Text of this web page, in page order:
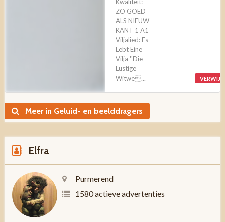
ZO GOED
ALS NIEUW
KANT 1 A1
Viljalied: Es
Lebt Eine
Vilja ''Die
Lustige
Witwe...
Meer in Geluid- en beelddragers
Elfra
Purmerend
1580 actieve advertenties